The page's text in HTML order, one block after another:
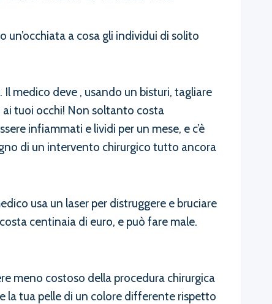
a cosa gli individui di solito
medico deve , usando un bisturi, tagliare
tuoi occhi! Non soltanto costa
infiammati e lividi per un mese, e c’è
di un intervento chirurgico tutto ancora
usa un laser per distruggere e bruciare
centinaia di euro, e può fare male.
meno costoso della procedura chirurgica
la tua pelle di un colore differente rispetto